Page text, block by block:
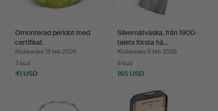
Omonterad peridot med
certifikat.
Klubbades 13 feb 2026
3 bud
41 USD
Silvernätväska, från 1900-
talets första hä…
Klubbades 5 feb 2026
9 bud
165 USD